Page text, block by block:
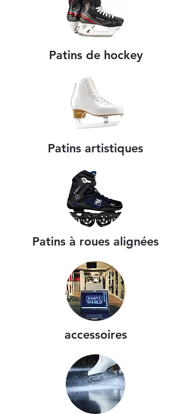
Patins de hockey
Patins artistiques
Patins à roues alignées
accessoires